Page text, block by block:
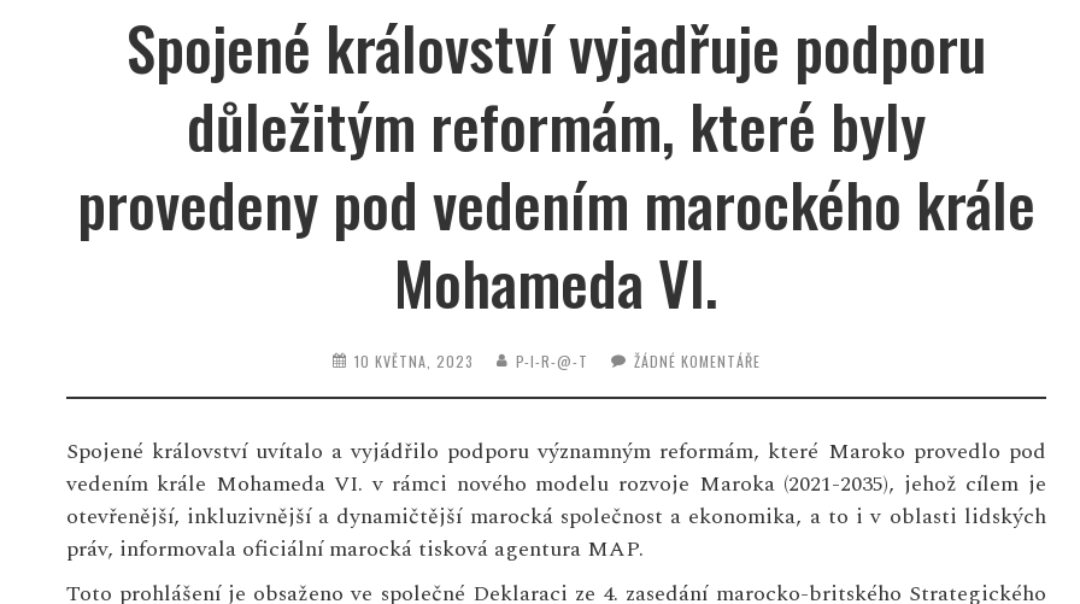
Spojené království vyjadřuje podporu
důležitým reformám, které byly
provedeny pod vedením marockého krále
Mohameda VI.
10 KVĚTNA, 2023 P-I-R-@-T ŽÁDNÉ KOMENTÁŘE
Spojené království uvítalo a vyjádřilo podporu významným reformám, které Maroko provedlo pod
vedením krále Mohameda VI. v rámci nového modelu rozvoje Maroka (2021-2035), jehož cílem je
otevřenější, inkluzivnější a dynamičtější marocká společnost a ekonomika, a to i v oblasti lidských
práv, informovala oficiální marocká tisková agentura MAP.
Toto prohlášení je obsaženo ve společné Deklaraci ze 4. zasedání marocko-britského Strategického